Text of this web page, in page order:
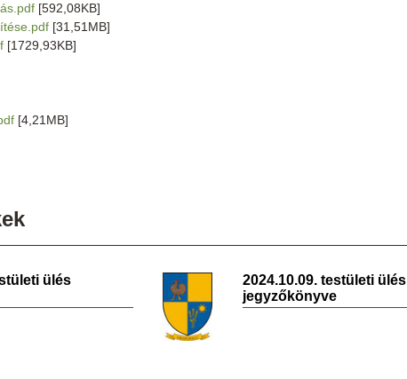
[592,08KB]
[31,51MB]
[1729,93KB]
[4,21MB]
ülés
2024.10.09. testületi ülés
jegyzőkönyve